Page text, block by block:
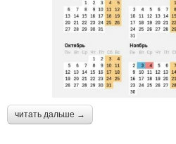
читать дальше →